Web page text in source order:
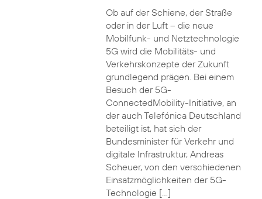
Ob auf der Schiene, der Straße
oder in der Luft – die neue
Mobilfunk- und Netztechnologie
5G wird die Mobilitäts- und
Verkehrskonzepte der Zukunft
grundlegend prägen. Bei einem
Besuch der 5G-
ConnectedMobility-Initiative, an
der auch Telefónica Deutschland
beteiligt ist, hat sich der
Bundesminister für Verkehr und
digitale Infrastruktur, Andreas
Scheuer, von den verschiedenen
Einsatzmöglichkeiten der 5G-
Technologie […]